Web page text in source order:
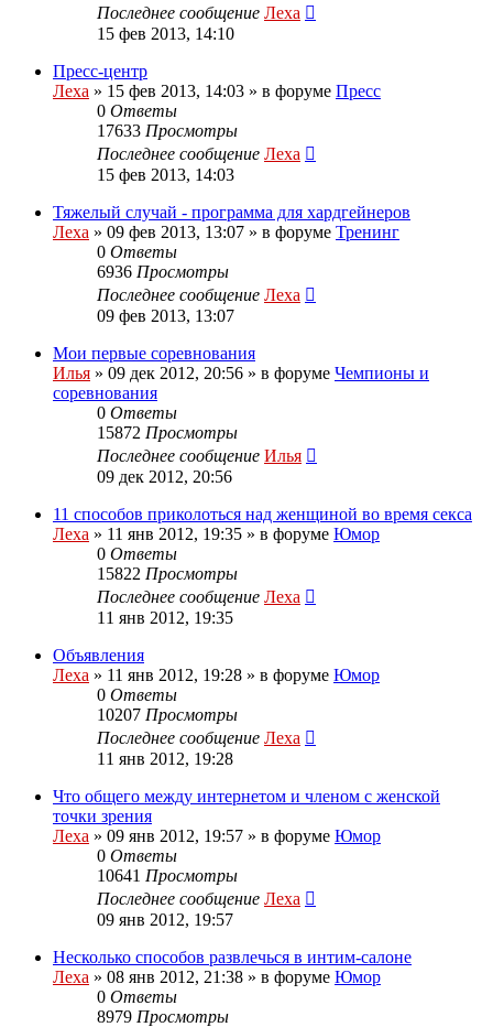
Последнее сообщение Леха
15 фев 2013, 14:10
Пресс-центр
Леха » 15 фев 2013, 14:03 » в форуме Пресс
0 Ответы
17633 Просмотры
Последнее сообщение Леха
15 фев 2013, 14:03
Тяжелый случай - программа для хардгейнеров
Леха » 09 фев 2013, 13:07 » в форуме Тренинг
0 Ответы
6936 Просмотры
Последнее сообщение Леха
09 фев 2013, 13:07
Мои первые соревнования
Илья » 09 дек 2012, 20:56 » в форуме Чемпионы и
соревнования
0 Ответы
15872 Просмотры
Последнее сообщение Илья
09 дек 2012, 20:56
11 способов приколоться над женщиной во время секса
Леха » 11 янв 2012, 19:35 » в форуме Юмор
0 Ответы
15822 Просмотры
Последнее сообщение Леха
11 янв 2012, 19:35
Объявления
Леха » 11 янв 2012, 19:28 » в форуме Юмор
0 Ответы
10207 Просмотры
Последнее сообщение Леха
11 янв 2012, 19:28
Что общего между интернетом и членом с женской
точки зрения
Леха » 09 янв 2012, 19:57 » в форуме Юмор
0 Ответы
10641 Просмотры
Последнее сообщение Леха
09 янв 2012, 19:57
Несколько способов развлечься в интим-салоне
Леха » 08 янв 2012, 21:38 » в форуме Юмор
0 Ответы
8979 Просмотры